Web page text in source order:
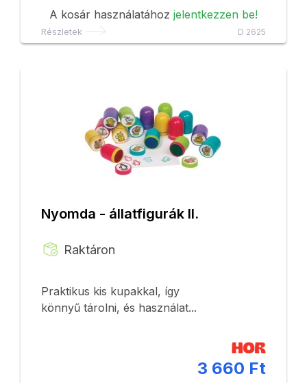
A kosár használatához jelentkezzen be!
Részletek D 2625
Nyomda - állatfigurák II.
Raktáron
Praktikus kis kupakkal, így
könnyű tárolni, és használat...
3 660 Ft